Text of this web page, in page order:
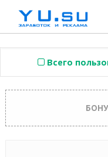
Всего